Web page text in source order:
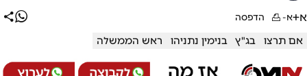
א+א- הדפסה
אם תרצו בג"ץ בנימין נתניהו ראש הממשלה